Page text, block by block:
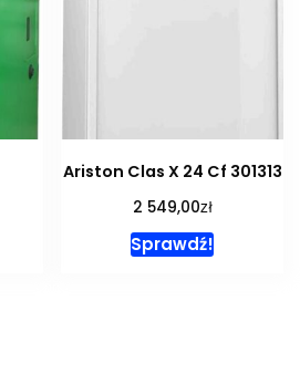
Ariston Clas X 24 Cf 301313
2 549,00zł
Sprawdź!